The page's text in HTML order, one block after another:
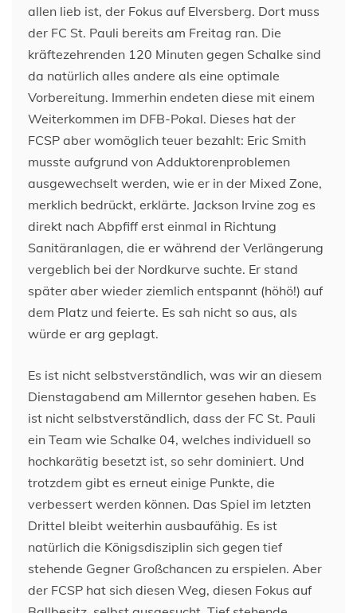
allen lieb ist, der Fokus auf Elversberg. Dort muss
der FC St. Pauli bereits am Freitag ran. Die
kräftezehrenden 120 Minuten gegen Schalke sind
da natürlich alles andere als eine optimale
Vorbereitung. Immerhin endeten diese mit einem
Weiterkommen im DFB-Pokal. Dieses hat der
FCSP aber womöglich teuer bezahlt: Eric Smith
musste aufgrund von Adduktorenproblemen
ausgewechselt werden, wie er in der Mixed Zone,
merklich bedrückt, erklärte. Jackson Irvine zog es
direkt nach Abpfiff erst einmal in Richtung
Sanitäranlagen, die er während der Verlängerung
vergeblich bei der Nordkurve suchte. Er stand
später aber wieder ziemlich entspannt (höhö!) auf
dem Platz und feierte. Es sah nicht so aus, als
würde er arg geplagt.
Es ist nicht selbstverständlich, was wir an diesem
Dienstagabend am Millerntor gesehen haben. Es
ist nicht selbstverständlich, dass der FC St. Pauli
ein Team wie Schalke 04, welches individuell so
hochkarätig besetzt ist, so sehr dominiert. Und
trotzdem gibt es erneut einige Punkte, die
verbessert werden können. Das Spiel im letzten
Drittel bleibt weiterhin ausbaufähig. Es ist
natürlich die Königsdisziplin sich gegen tief
stehende Gegner Großchancen zu erspielen. Aber
der FCSP hat sich diesen Weg, diesen Fokus auf